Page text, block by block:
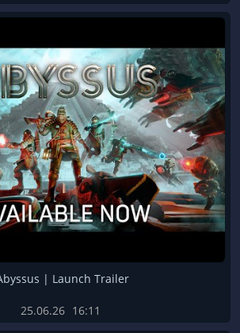
| Launch Trailer
25.06.26 16:11